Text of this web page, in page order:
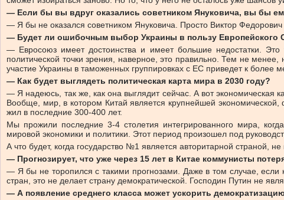
— Если бы вы вдруг оказались советником Януковича, вы бы
— Я бы не оказался советником Януковича. Просто Виктор
— Будет ли ошибочным выбор Украины в пользу Европейского
— Евросоюз имеет достоинства и имеет большие недостатки.
политической точки зрения, наверное, это правильно. Тем не
участие Украины в таможенных группировках с ЕС приведет к более
— Как будет выглядеть политическая карта мира в 2030 году?
— Я надеюсь, так же, как она выглядит сейчас. А вот экономическая
Вообще, мир, в котором Китай является крупнейшей
жил в последние 300-400 лет.
Мы прожили последние 3-4 столетия интегрированного мира,
мировой экономики и политики. Этот период произошел под
А что будет, когда государство №1 является авторитарной страной,
— Прогнозирует, что уже через 15 лет в Китае коммунисты
— Я бы не торопился с такими прогнозами. Даже в том случае,
стран, это не делает страну демократической. Господин Путин не
— А появление среднего класса может ускорить